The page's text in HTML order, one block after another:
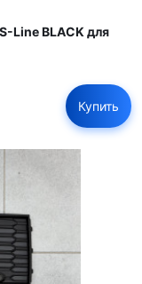
Line BLACK для
Купить